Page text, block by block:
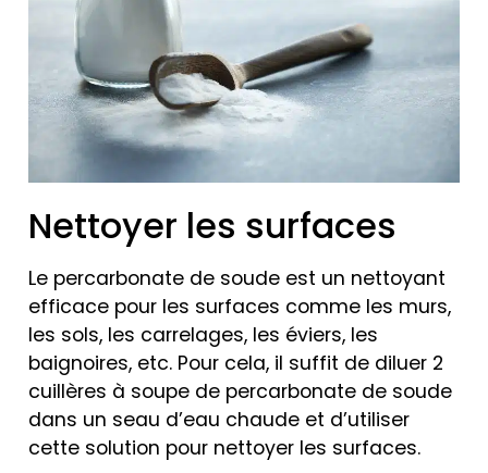
Nettoyer les surfaces
Le percarbonate de soude est un nettoyant
efficace pour les surfaces comme les murs,
les sols, les carrelages, les éviers, les
baignoires, etc. Pour cela, il suffit de diluer 2
cuillères à soupe de percarbonate de soude
dans un seau d’eau chaude et d’utiliser
cette solution pour nettoyer les surfaces.